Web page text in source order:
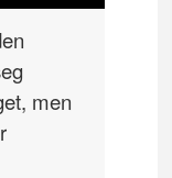
men